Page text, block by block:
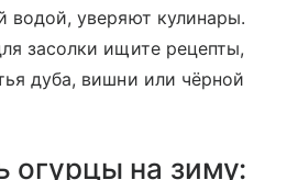
водой, уверяют кулинары.
засолки ищите рецепты,
дуба, вишни или чёрной
огурцы на зиму: